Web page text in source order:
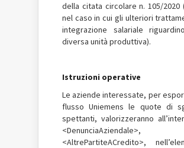
della citata circolare n. 105/2020
nel caso in cui gli ulteriori
integrazione salariale
diversa unità produttiva).
Istruzioni operative
Le aziende interessate, per
flusso Uniemens le quote di
spettanti, valorizzeranno
<DenunciaAziendale>,
<AltrePartiteACredito>,